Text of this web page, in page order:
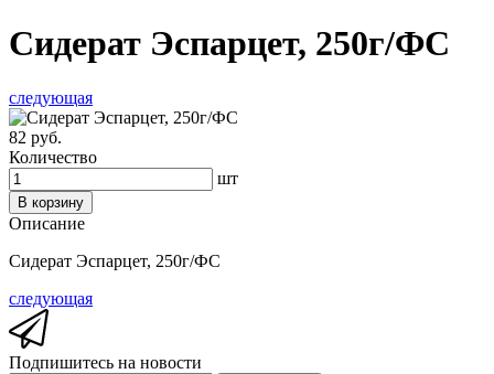
Сидерат Эспарцет, 250г/ФС
следующая
82 руб.
Количество
шт
В корзину
Описание
Сидерат Эспарцет, 250г/ФС
следующая
Подпишитесь на новости